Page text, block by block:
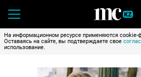
На информационном ресурсе применяются cookie-
Оставаясь на сайте, вы подтверждаете свое
использование.